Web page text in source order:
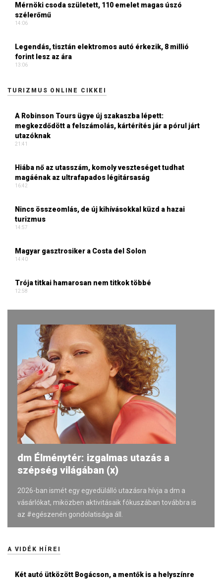
Mérnöki csoda született, 110 emelet magas úszó
szélerőmű
14:06
Legendás, tisztán elektromos autó érkezik, 8 millió
forint lesz az ára
13:06
TURIZMUS ONLINE CIKKEI
A Robinson Tours ügye új szakaszba lépett:
megkezdődött a felszámolás, kártérítés jár a pórul járt
utazóknak
21:41
Hiába nő az utasszám, komoly veszteséget tudhat
magáénak az ultrafapados légitársaság
16:42
Nincs összeomlás, de új kihívásokkal küzd a hazai
turizmus
14:57
Magyar gasztrosiker a Costa del Solon
14:40
Trója titkai hamarosan nem titkok többé
12:58
dm Élménytér: izgalmas utazás a
szépség világában (x)
2026-ban ismét egy egyedülálló utazásra hívja a dm a
vásárlókat, miközben aktivitásaik fókuszában továbbra is
az #egészenén gondolatisága áll.
A VIDÉK HÍREI
Két autó ütközött Bogácson, a mentők is a helyszínre